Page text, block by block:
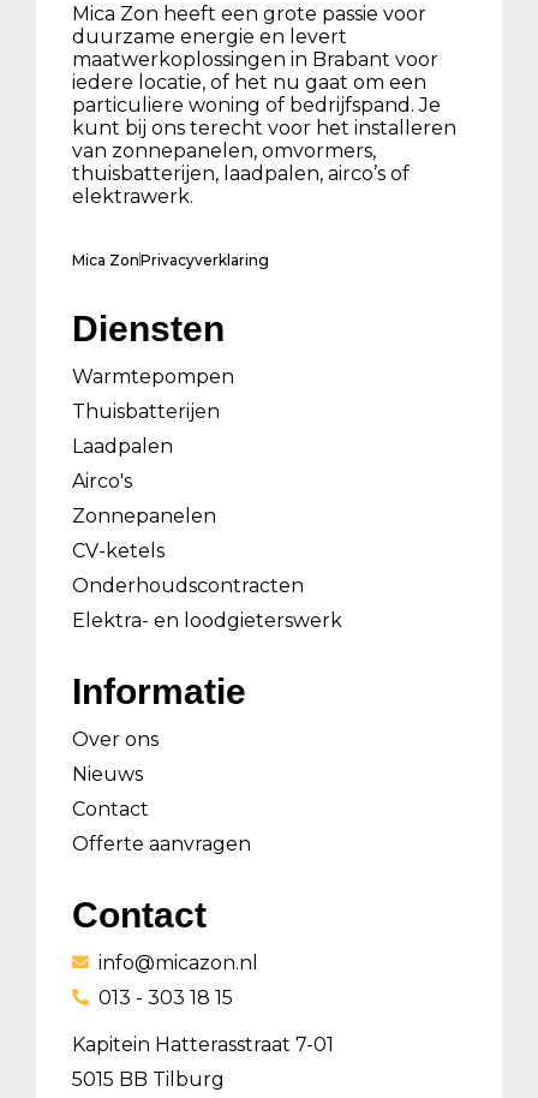
Mica Zon heeft een grote passie voor
duurzame energie en levert
maatwerkoplossingen in Brabant voor
iedere locatie, of het nu gaat om een
particuliere woning of bedrijfspand. Je
kunt bij ons terecht voor het installeren
van zonnepanelen, omvormers,
thuisbatterijen, laadpalen, airco’s of
elektrawerk.
Mica ZonPrivacyverklaring
Diensten
Warmtepompen
Thuisbatterijen
Laadpalen
Airco's
Zonnepanelen
CV-ketels
Onderhoudscontracten
Elektra- en loodgieterswerk
Informatie
Over ons
Nieuws
Contact
Offerte aanvragen
Contact
info@micazon.nl
013 - 303 18 15
Kapitein Hatterasstraat 7-01
5015 BB Tilburg